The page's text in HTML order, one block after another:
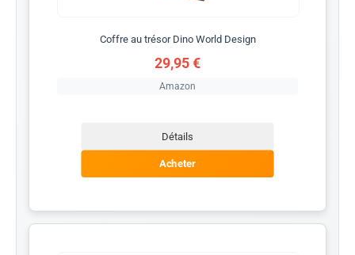
Coffre au trésor Dino World Design
29,95 €
Amazon
Détails
Acheter